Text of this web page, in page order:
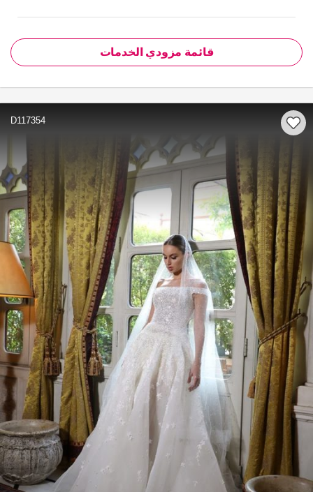
قائمة مزودي الخدمات
D117354